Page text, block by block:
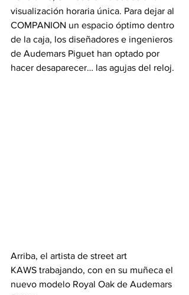
visualización horaria única. Para dejar al
COMPANION un espacio óptimo dentro
de la caja, los diseñadores e ingenieros
de Audemars Piguet han optado por
hacer desaparecer… las agujas del reloj.
Arriba, el artista de street art
KAWS trabajando, con en su muñeca el
nuevo modelo Royal Oak de Audemars